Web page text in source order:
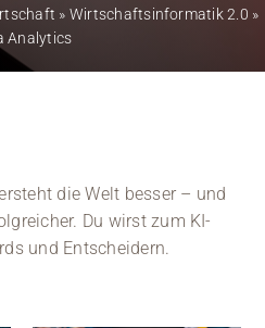
» Wirtschaftsinformatik 2.0 »
Analytics
die Welt besser – und
Du wirst zum KI-
und Entscheidern.